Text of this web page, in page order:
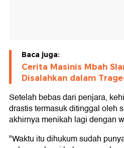
Baca juga:
Cerita Masinis Mbah
Disalahkan dalam
Setelah bebas dari penjara,
drastis termasuk ditinggal oleh
akhirnya menikah lagi dengan
"Waktu itu dihukum sudah